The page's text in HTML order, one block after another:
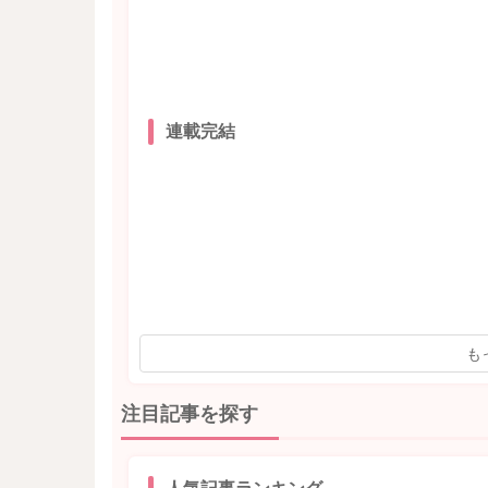
連載完結
も
注目記事を探す